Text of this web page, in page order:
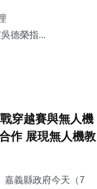
德榮指...
穿越賽與無人機
作 展現無人機教
嘉義縣政府今天（7
34+